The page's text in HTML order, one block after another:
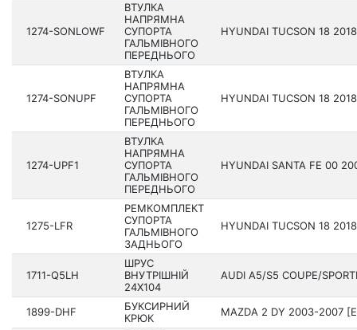
1274-SONLOWF
ВТУЛКА
НАПРЯМНА
СУПОРТА
ГАЛЬМІВНОГО
ПЕРЕДНЬОГО
HYUNDAI TUCSON 18
1274-SONUPF
ВТУЛКА
НАПРЯМНА
СУПОРТА
ГАЛЬМІВНОГО
ПЕРЕДНЬОГО
HYUNDAI TUCSON 18
1274-UPF1
ВТУЛКА
НАПРЯМНА
СУПОРТА
ГАЛЬМІВНОГО
ПЕРЕДНЬОГО
HYUNDAI SANTA FE 00
1275-LFR
РЕМКОМПЛЕКТ
СУПОРТА
ГАЛЬМІВНОГО
ЗАДНЬОГО
HYUNDAI TUCSON 18
1711-Q5LH
ШРУС
ВНУТРІШНІЙ
24X104
AUDI A5/S5 COUPE/
1899-DHF
БУКСИРНИЙ
КРЮК
MAZDA 2 DY 2003-2007